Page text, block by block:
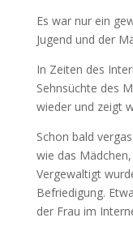
Es war nur ein
Jugend und der
In Zeiten des
Sehnsüchte des
wieder und zeigt
Schon bald
wie das
Vergewaltigt
Befriedigung.
der Frau im